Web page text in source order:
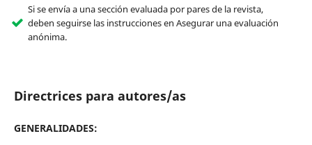
Si se envía a una sección evaluada por pares de la revista,
deben seguirse las instrucciones en Asegurar una evaluación
anónima.
Directrices para autores/as
GENERALIDADES: